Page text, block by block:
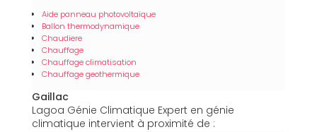
Aide panneau photovoltaïque
Ballon thermodynamique
Chaudiere
Chauffage
Chauffage climatisation
Chauffage geothermique
Gaillac
Lagoa Génie Climatique Expert en génie
climatique intervient à proximité de :